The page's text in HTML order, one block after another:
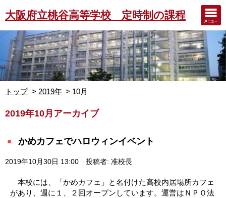
大阪府立桃谷高等学校 定時制の課程
トップ 2019年 10月
2019年10月アーカイブ
かめカフェでハロウィンイベント
2019年10月30日 13:00 投稿者: 准校長
本校には、「かめカフェ」と名付けた高校内居場所カフェ
があり、週に１、２回オープンしています。運営はＮＰＯ法